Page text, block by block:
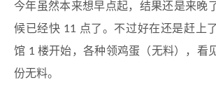
今年虽然本来想早点起，结果还是来晚
候已经快 11 点了。不过好在还是赶上
馆 1 楼开始，各种领鸡蛋（无料），看
份无料。